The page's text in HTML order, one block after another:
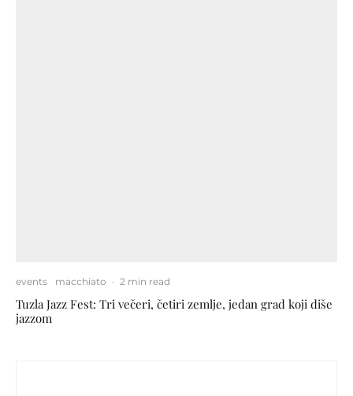
events macchiato · 2 min read
Tuzla Jazz Fest: Tri večeri, četiri zemlje, jedan grad koji diše
jazzom